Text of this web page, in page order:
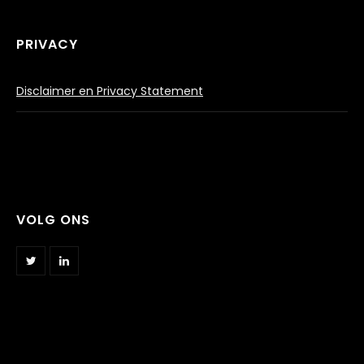
PRIVACY
Disclaimer en Privacy Statement
VOLG ONS